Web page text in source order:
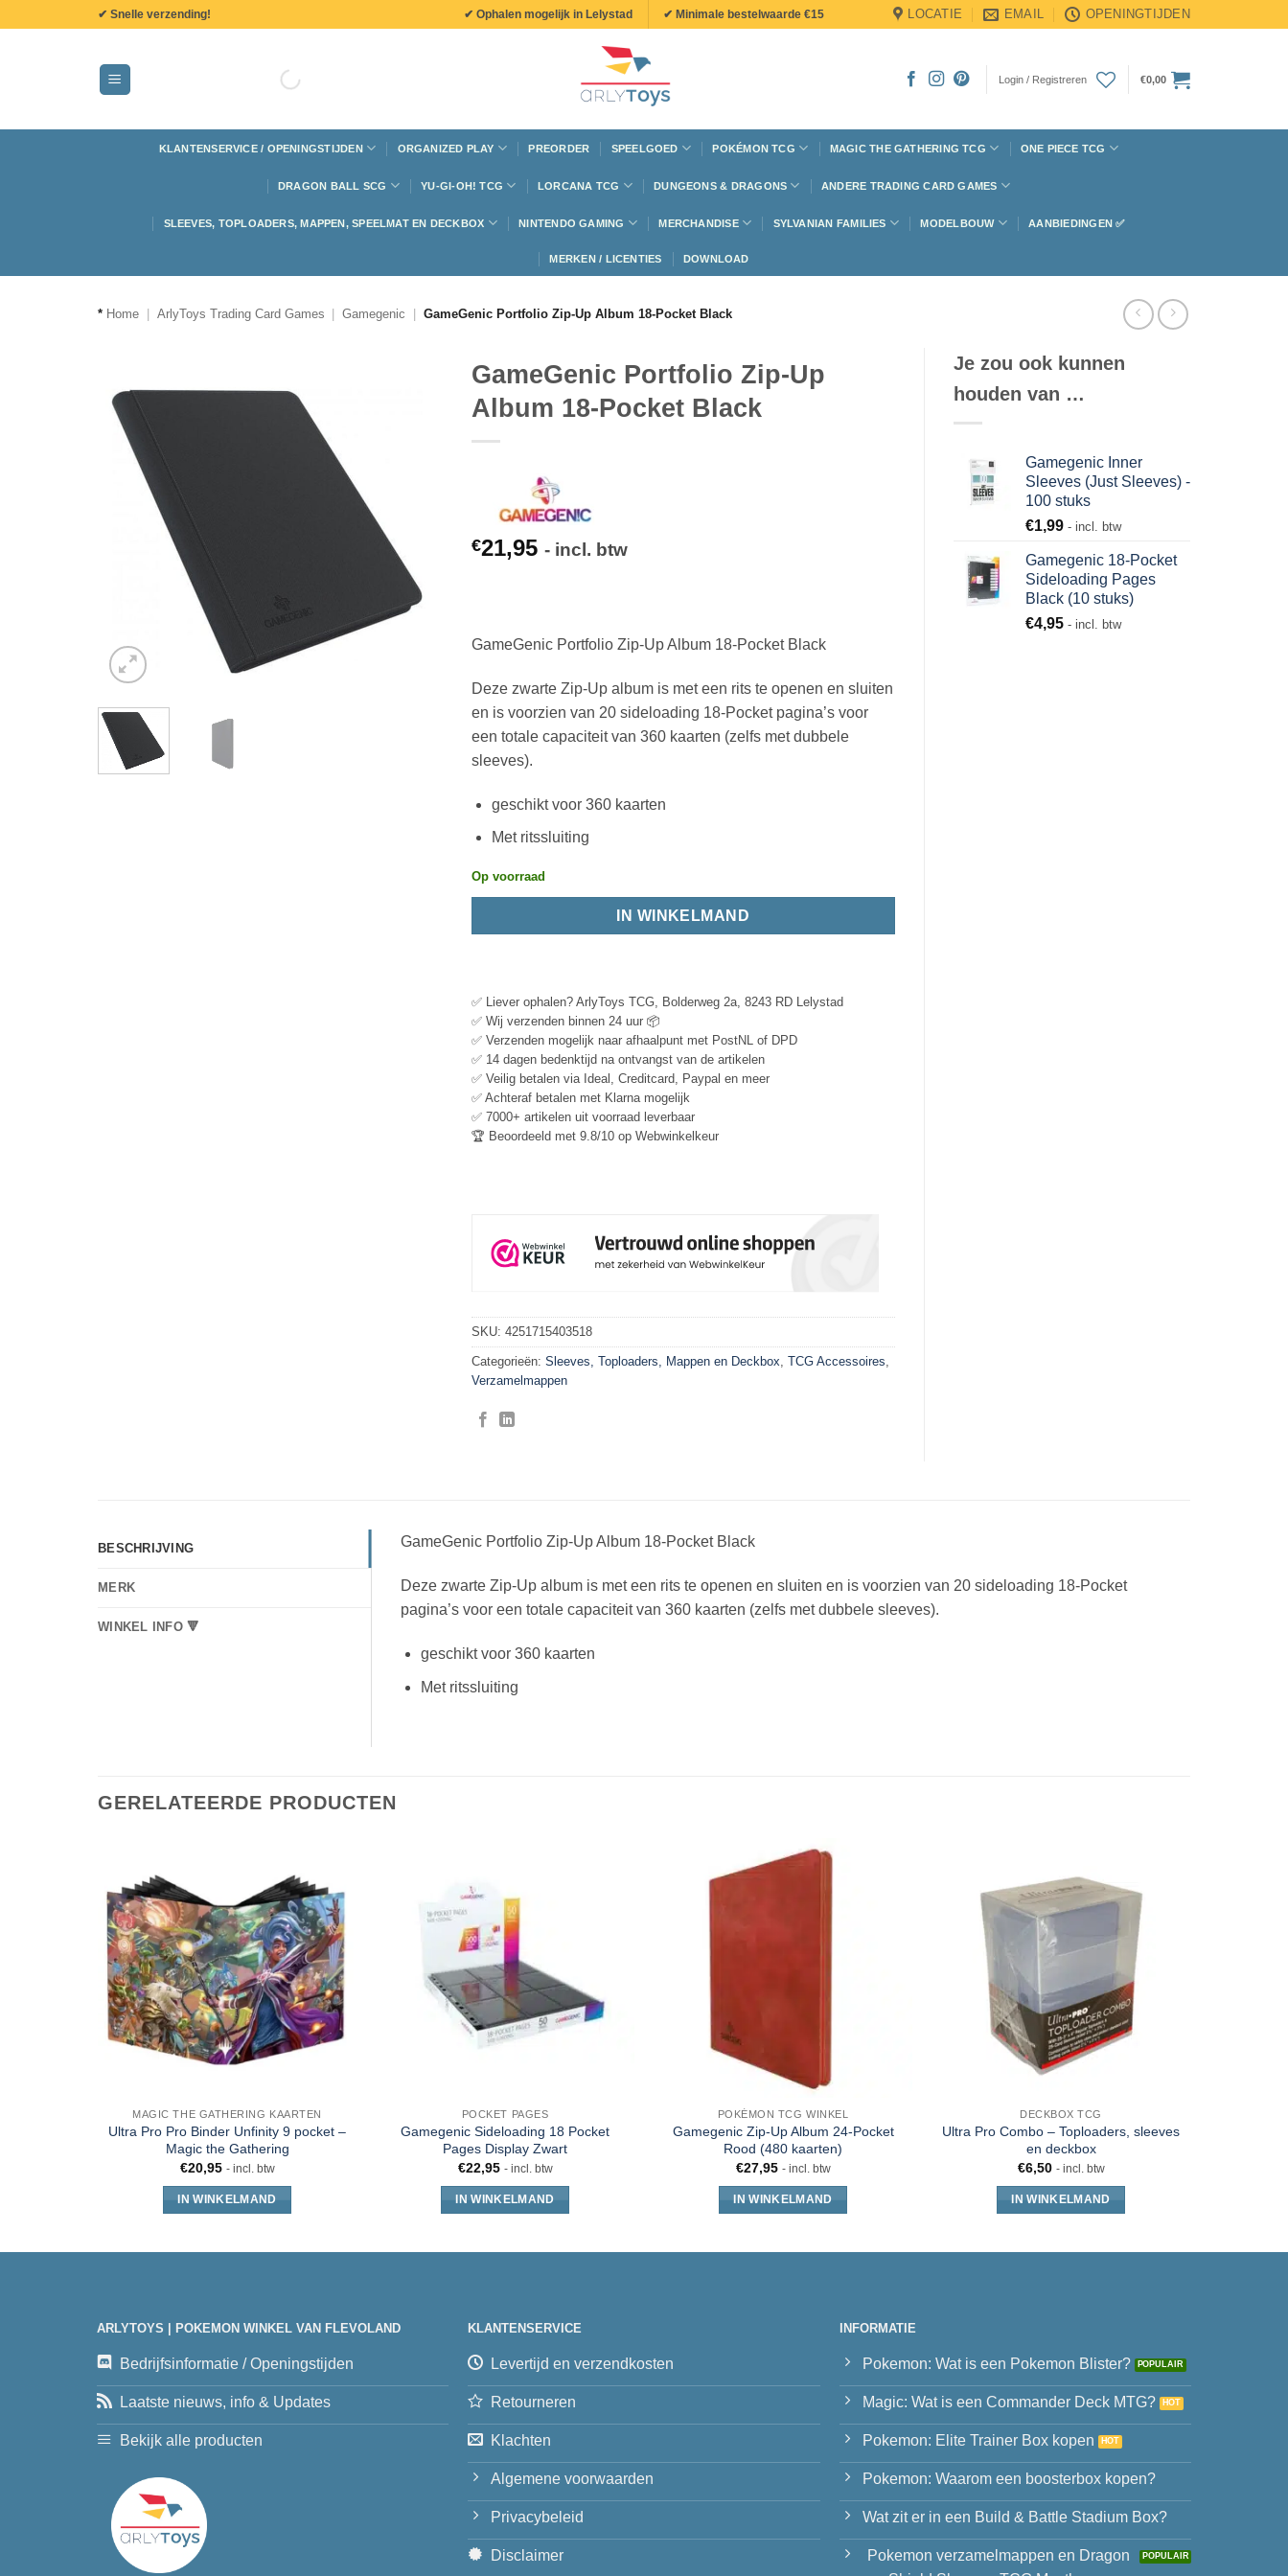
✔ Snelle verzending! ✔ Ophalen mogelijk in Lelystad ✔ Minimale bestelwaarde €15 LOCATIE EMAIL OPENINGTIJDEN
Login / Registreren €0,00
KLANTENSERVICE / OPENINGSTIJDEN ORGANIZED PLAY PREORDER SPEELGOED POKÉMON TCG MAGIC THE GATHERING TCG ONE PIECE TCG
DRAGON BALL SCG YU-GI-OH! TCG LORCANA TCG DUNGEONS & DRAGONS ANDERE TRADING CARD GAMES
SLEEVES, TOPLOADERS, MAPPEN, SPEELMAT EN DECKBOX NINTENDO GAMING MERCHANDISE SYLVANIAN FAMILIES MODELBOUW AANBIEDINGEN ✅
MERKEN / LICENTIES DOWNLOAD
* Home ArlyToys Trading Card Games Gamegenic GameGenic Portfolio Zip-Up Album 18-Pocket Black
GameGenic Portfolio Zip-Up
Album 18-Pocket Black
€21,95 - incl. btw
GameGenic Portfolio Zip-Up Album 18-Pocket Black
Deze zwarte Zip-Up album is met een rits te openen en sluiten
en is voorzien van 20 sideloading 18-Pocket pagina’s voor
een totale capaciteit van 360 kaarten (zelfs met dubbele
sleeves).
geschikt voor 360 kaarten
Met ritssluiting
Op voorraad
IN WINKELMAND
✅ Liever ophalen? ArlyToys TCG, Bolderweg 2a, 8243 RD Lelystad
✅ Wij verzenden binnen 24 uur 📦
✅ Verzenden mogelijk naar afhaalpunt met PostNL of DPD
✅ 14 dagen bedenktijd na ontvangst van de artikelen
✅ Veilig betalen via Ideal, Creditcard, Paypal en meer
✅ Achteraf betalen met Klarna mogelijk
✅ 7000+ artikelen uit voorraad leverbaar
🏆 Beoordeeld met 9.8/10 op Webwinkelkeur
SKU: 4251715403518
Categorieën: Sleeves, Toploaders, Mappen en Deckbox TCG Accessoires
Verzamelmappen
Je zou ook kunnen
houden van …
Gamegenic Inner
Sleeves (Just Sleeves) -
100 stuks
€1,99 - incl. btw
Gamegenic 18-Pocket
Sideloading Pages
Black (10 stuks)
€4,95 - incl. btw
BESCHRIJVING
MERK
WINKEL INFO 🔻
GameGenic Portfolio Zip-Up Album 18-Pocket Black
Deze zwarte Zip-Up album is met een rits te openen en sluiten en is voorzien van 20 sideloading 18-Pocket
pagina’s voor een totale capaciteit van 360 kaarten (zelfs met dubbele sleeves).
geschikt voor 360 kaarten
Met ritssluiting
GERELATEERDE PRODUCTEN
MAGIC THE GATHERING KAARTEN
Ultra Pro Pro Binder Unfinity 9 pocket –
Magic the Gathering
€20,95 - incl. btw
IN WINKELMAND
POCKET PAGES
Gamegenic Sideloading 18 Pocket
Pages Display Zwart
€22,95 - incl. btw
IN WINKELMAND
POKÉMON TCG WINKEL
Gamegenic Zip-Up Album 24-Pocket
Rood (480 kaarten)
€27,95 - incl. btw
IN WINKELMAND
DECKBOX TCG
Ultra Pro Combo – Toploaders, sleeves
en deckbox
€6,50 - incl. btw
IN WINKELMAND
ARLYTOYS | POKEMON WINKEL VAN FLEVOLAND
Bedrijfsinformatie / Openingstijden
Laatste nieuws, info & Updates
Bekijk alle producten
KLANTENSERVICE
Levertijd en verzendkosten
Retourneren
Klachten
Algemene voorwaarden
Privacybeleid
Disclaimer
INFORMATIE
Pokemon: Wat is een Pokemon Blister?
Magic: Wat is een Commander Deck MTG?
Pokemon: Elite Trainer Box kopen
Pokemon: Waarom een boosterbox kopen?
Wat zit er in een Build & Battle Stadium Box?
Pokemon verzamelmappen en Dragon